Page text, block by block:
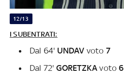
12/13
I SUBENTRATI:
Dal 64' UNDAV voto 7
Dal 72' GORETZKA voto6